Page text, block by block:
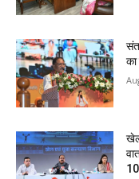
का